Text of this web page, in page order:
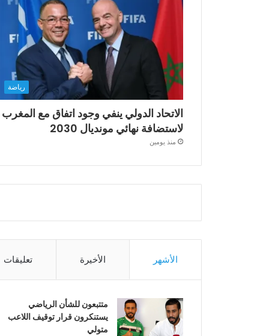
رياضة
الاتحاد الدولي ينفي وجود اتفاق مع المغرب
لاستضافة نهائي مونديال 2030
منذ يومين
الأشهر الأخيرة تعليقات
متتبعون للشأن الرياضي
يستنكرون قرار توقيف اللاعب
متولي